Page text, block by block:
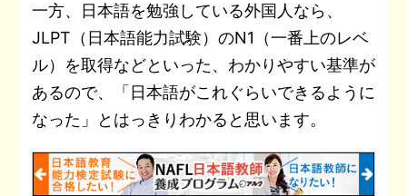
一方、日本語を勉強している外国人なら、
JLPT（日本語能力試験）のN1（一番上のレベ
ル）を取得などといった、わかりやすい基準が
あるので、「日本語がこれぐらいできるように
なった」とはっきりわかると思います。